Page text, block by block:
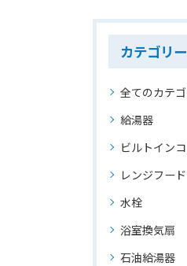
カテゴリー
全てのカテ
給湯器
ビルトイン
レンジフード
水栓
浴室換気扇
石油給湯器